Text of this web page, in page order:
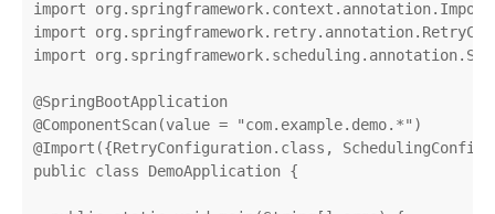
import
import
import
@SpringBootApplication
@ComponentScan(value = "com.example.demo.*"
@Import ({RetryConfiguration. class ,
public class DemoApplication {